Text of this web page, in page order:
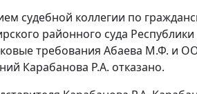
судебной коллегии по
районного суда
требования Абаева М.Ф. и
Карабанова Р.А. отказано.